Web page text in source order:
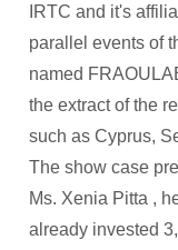
IRTC and it's
parallel events of
named
the extract of the
such as Cyprus,
The show case
Ms. Xenia Pitta ,
already invested